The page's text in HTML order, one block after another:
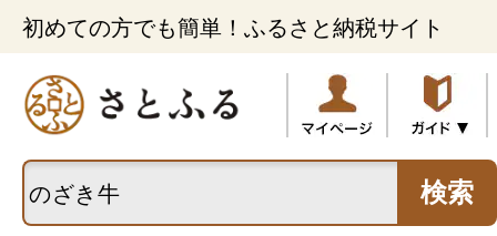
初めての方でも簡単！ふるさと納税サイト
検索